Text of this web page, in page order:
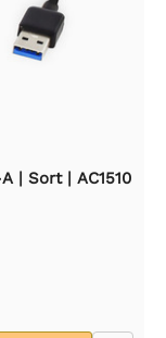
| Sort | AC1510